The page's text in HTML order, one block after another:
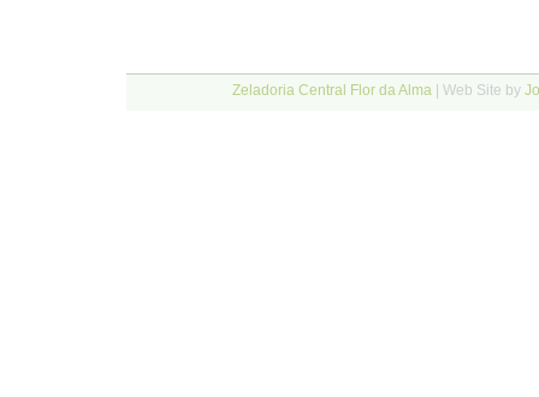
Zeladoria Central Flor da Alma | Web Site by